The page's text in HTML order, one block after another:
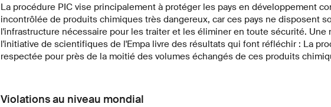
La procédure PIC vise principalement à protéger les pays en développement
incontrôlée de produits chimiques très dangereux, car ces pays ne disposent
l'infrastructure nécessaire pour les traiter et les éliminer en toute sécurité. Une
l'initiative de scientifiques de l'Empa livre des résultats qui font réfléchir : La
respectée pour près de la moitié des volumes échangés de ces produits
Violations au niveau mondial